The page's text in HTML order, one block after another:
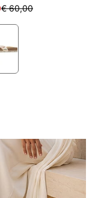
€ 60,00